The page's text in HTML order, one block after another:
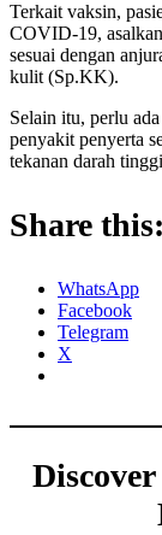
Terkait vaksin,
COVID-19,
sesuai dengan
kulit (Sp.KK).
Selain itu, perlu
penyakit penyerta
tekanan darah
Share this:
WhatsApp
Facebook
Telegram
X